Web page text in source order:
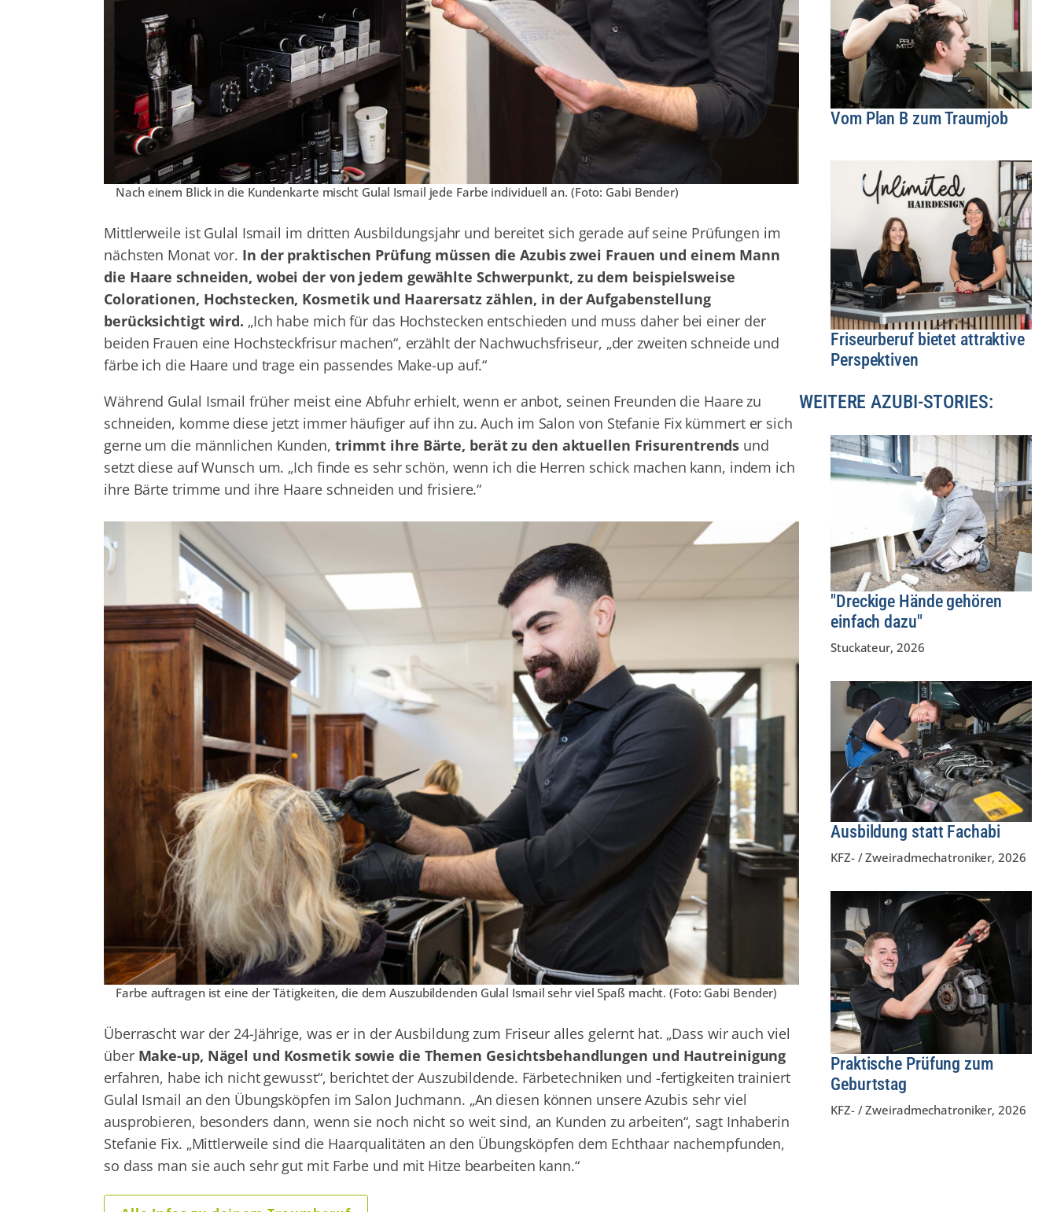
Nach einem Blick in die Kundenkarte mischt Gulal Ismail jede Farbe individuell an. (Foto: Gabi Bender)
Mittlerweile ist Gulal Ismail im dritten Ausbildungsjahr und bereitet sich gerade auf seine Prüfungen im
nächsten Monat vor. In der praktischen Prüfung müssen die Azubis zwei Frauen und einem Mann
die Haare schneiden, wobei der von jedem gewählte Schwerpunkt, zu dem beispielsweise
Colorationen, Hochstecken, Kosmetik und Haarersatz zählen, in der Aufgabenstellung
berücksichtigt wird. „Ich habe mich für das Hochstecken entschieden und muss daher bei einer der
beiden Frauen eine Hochsteckfrisur machen“, erzählt der Nachwuchsfriseur, „der zweiten schneide und
färbe ich die Haare und trage ein passendes Make-up auf.“
Während Gulal Ismail früher meist eine Abfuhr erhielt, wenn er anbot, seinen Freunden die Haare zu
schneiden, komme diese jetzt immer häufiger auf ihn zu. Auch im Salon von Stefanie Fix kümmert er sich
gerne um die männlichen Kunden, trimmt ihre Bärte, berät zu den aktuellen Frisurentrends und
setzt diese auf Wunsch um. „Ich finde es sehr schön, wenn ich die Herren schick machen kann, indem ich
ihre Bärte trimme und ihre Haare schneiden und frisiere.“
Farbe auftragen ist eine der Tätigkeiten, die dem Auszubildenden Gulal Ismail sehr viel Spaß macht. (Foto: Gabi Bender)
Überrascht war der 24-Jährige, was er in der Ausbildung zum Friseur alles gelernt hat. „Dass wir auch viel
über Make-up, Nägel und Kosmetik sowie die Themen Gesichtsbehandlungen und Hautreinigung
erfahren, habe ich nicht gewusst“, berichtet der Auszubildende. Färbetechniken und -fertigkeiten trainiert
Gulal Ismail an den Übungsköpfen im Salon Juchmann. „An diesen können unsere Azubis sehr viel
ausprobieren, besonders dann, wenn sie noch nicht so weit sind, an Kunden zu arbeiten“, sagt Inhaberin
Stefanie Fix. „Mittlerweile sind die Haarqualitäten an den Übungsköpfen dem Echthaar nachempfunden,
so dass man sie auch sehr gut mit Farbe und mit Hitze bearbeiten kann.“
Vom Plan B zum Traumjob
Friseurberuf bietet attraktive
Perspektiven
WEITERE AZUBI-STORIES:
"Dreckige Hände gehören
einfach dazu"
Stuckateur, 2026
Ausbildung statt Fachabi
KFZ- / Zweiradmechatroniker, 2026
Praktische Prüfung zum
Geburtstag
KFZ- / Zweiradmechatroniker, 2026